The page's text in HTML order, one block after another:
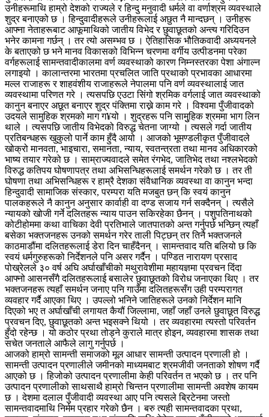
उनीहरूमाथि हाम्रो देशको राज्यले र हिन्दु मनुवादी धर्मले वा वर्णाश्रम व्यवस्थाले
शुद्र बनाएको छ । हिन्दुवादीहरूले उनीहरूलाई अछुत नै मान्दछन् । उनीहरू
आफ्ना नेताहरूबाट आफूमाथिको जातीय विभेद र छुवाछूतको अन्त्य गरिदिउन
भनेर कामना गर्छन् । तर त्यो असम्भव छ । ऐतिहासिक भौतिकवादी अध्ययनले
के बताएको छ भने मानव विकासको विभिन्न चरणमा वर्गीय उत्पीडनमा परेका
वर्गहरूलाई सामन्तवादीकालमा वर्ण व्यवस्थाको कारण निम्नस्तरका पेशा अंगाल्न
लगाइयो । कालान्तरमा भारतमा प्रचलित जाति प्रथाको प्रभावका आधारमा
मल्ल राजाहरू र शाहवंशीय राजाहरूले नेपालमा पनि वर्ण व्यवस्थालाई जात
व्यवस्थामा परिणत गरे । त्यसपछि एउटा सिंगो श्रमिक वर्गलाई जात व्यवस्थाको
कानुन बनाएर अछूत बनाएर शुद्र पंक्तिमा राख्ने काम गरे । विश्वमा पुँजीवादको
उदयले सामुहिक श्रमको माग ग¥यो । शुद्रहरू पनि सामुुहिक श्रममा भाग लिन
थाले । त्यसपछि जातीय विभेदको विरुद्ध चेतना जाग्यो । त्यसले गर्दा जातीय
प्रतिबन्धहरू खुकुलो पार्ने काम हुँदै आयो । आजको भूमण्डलीकृत पुँजीवादले
खोक्रो मानवता, भाइचारा, समानता, न्याय, स्वतन्त्रता तथा मानव अधिकारको
भाष्य तयार गरेको छ । साम्राज्यवादले समेत रंगभेद, जातिभेद तथा नश्लभेदको
विरुद्ध कतिपय घोषणापत्र तथा अभिसन्धिहरूलाई समर्थन गरेको छ । तर ती
घोषणा तथा अभिसन्धिहरू र हाम्रै देशका संवैधानिक व्यवस्था वा कानुन भन्दा
हिन्दुवादी सामाजिक संस्कार, परम्परा यति मजबुत छन् कि स्वयं कानुन
पालकहरूले नै कानुन अनुसार कार्वाही वा दण्ड सजाय गर्न सक्दैनन् । त्यसैले
न्यायको खोजी गर्ने दलितहरू न्याय पाउन सकिरहेका छैनन् । पशुपतिनाथको
कोटीहोममा कथा वाचिका देवी प्रतिभाले जातपातको अन्त गर्नुपर्छ भन्छिन् त्यहाँ
बसेका भक्तजनहरू उनको समर्थन गरेर ताली पिट्छन् तर तिनै भक्तजनले
काठमाडौंमा दलितहरूलाई डेरा दिन चाहँदैनन् । सामन्तवाद यति बलियो छ कि
स्वयं धर्मगुरुहरूको निर्देशनले पनि असर गर्दैन । पण्डित नारायण प्रसाद
पोख्रेलले ३० वर्ष अघि अर्घाखाँचीको मथुरावेशीमा महायज्ञमा प्रवचन दिंदा
आफ्नो आसनसँगै दलितहरूलाई बसालेर छुवाछूतको विरोध जनाएका थिए । तर
भक्तजनहरू त्यहाँ समर्थन जनाए पनि गाउँमा दलितहरूसँग उही परम्परागत
व्यवहार गर्दै आएका थिए । उपल्लो भनिने जातिहरूले उनको निर्देशन मानि
दिएको भए त अर्घाखाँची लगायत कैयौं जिल्लामा, जहाँ जहाँ उनले छुवाछूत विरुद्ध
प्रवचन दिए, छुवाछूतको अन्त भइसक्ने थियो । तर व्यवहारमा त्यस्तो परिवर्तन
हुँदो रहेन्छ । यो कठोर प्रथा तोड्ने कुराले मात्र होइन, व्यवहारमा शासक तथा
सचेत जनताले आफैले लागु गर्नुपर्छ ।
आजको हाम्रो सामन्ती समाजको मूल आधार सामन्ती उत्पादन प्रणाली हो ।
सामन्ती उत्पादन प्रणालीले जमीनको माध्यमबाट श्रमजीवी जनताको शोषण गर्दै
आएको छ । हिजोको उत्पादन प्रणालीमा केही परिवर्तन त भएको छ । तर पनि
उत्पादन प्रणालीको साथसाथै हाम्रो चिन्तन प्रणालीमा सामन्ती अवशेष कायम
छ । देशमा दलाल पुँजीवादी व्यवस्था आए पनि त्यसले ब्रिटेनमा जस्तो
सामन्तवादमाथि निर्मम प्रहार गरेको छैन । बरु त्यही सामन्तवादका प्रथा,